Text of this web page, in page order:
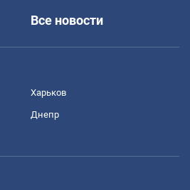
Все новости
Харьков
Днепр